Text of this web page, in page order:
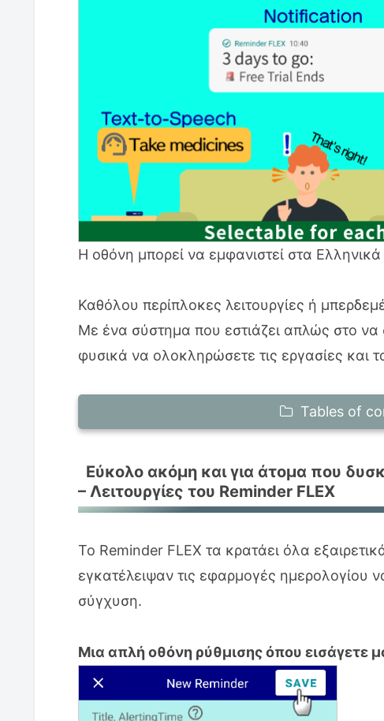
Η οθόνη μπορεί να εμφανιστεί στα Ελληνικά
Καθόλου περίπλοκες λειτουργίες ή
Με ένα σύστημα που εστιάζει απλώς στο να
φυσικά να ολοκληρώσετε τις εργασίες και
Tables of
Λειτουργίες του Reminder FLEX
Συχνές Ερωτήσεις για το Reminder
Ερ.: Πώς θα περιγράφατε αυτήν την
Ερ.: Μπορώ να τη χρησιμοποιήσω
δυνατούς ήχους;
Ερ.: Έχω ΔΕΠΥ και δεν μπορώ να
Πώς να χρησιμοποιήσετε το Reminder
Για διαχείριση εργασιών εργασίας
Εύκολο ακόμη και για άτομα που
– Λειτουργίες του Reminder FLEX
Το Reminder FLEX τα κρατάει όλα
εγκατέλειψαν τις εφαρμογές ημερολογίου
σύγχυση.
Μια απλή οθόνη ρύθμισης όπου εισάγετε